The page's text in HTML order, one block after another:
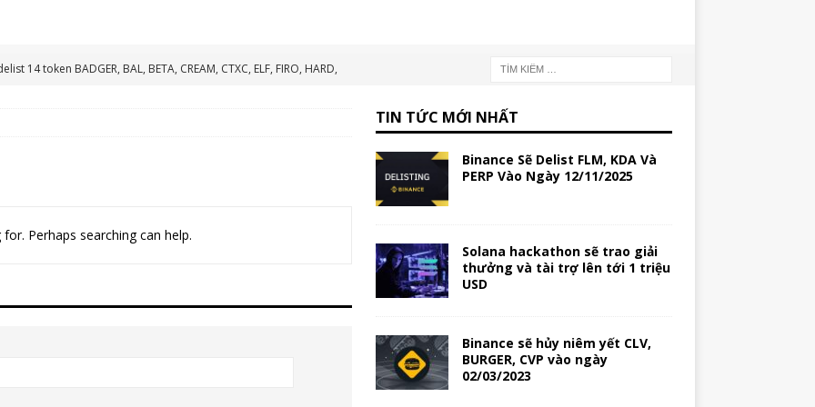
14 token BADGER, BAL, BETA, CREAM, CTXC, ELF, FIRO, HARD,
Scroll (đã mainnet) vào ví Metamask
sẽ trao giải thưởng và tài trợ lên tới 1 triệu USD
Perhaps searching can help.
TIN TỨC MỚI NHẤT
Binance Sẽ Delist FLM, KDA Và
PERP Vào Ngày 12/11/2025
Solana hackathon sẽ trao giải
thưởng và tài trợ lên tới 1 triệu
USD
Binance sẽ hủy niêm yết CLV,
BURGER, CVP vào ngày
02/03/2023